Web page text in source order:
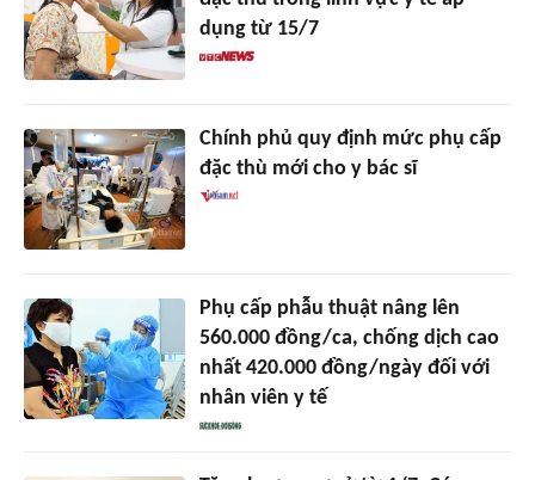
dụng từ 15/7
Chính phủ quy định mức phụ cấp
đặc thù mới cho y bác sĩ
Phụ cấp phẫu thuật nâng lên
560.000 đồng/ca, chống dịch cao
nhất 420.000 đồng/ngày đối với
nhân viên y tế